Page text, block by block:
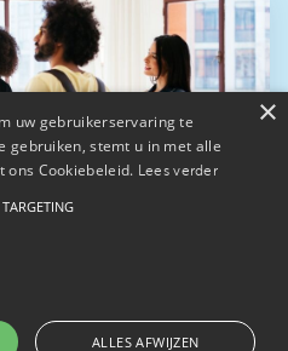
bij Neo
×
uw gebruikerservaring te
gebruiken, stemt u in met alle
ons Cookiebeleid. Lees verder
TARGETING
ALLES AFWIJZEN